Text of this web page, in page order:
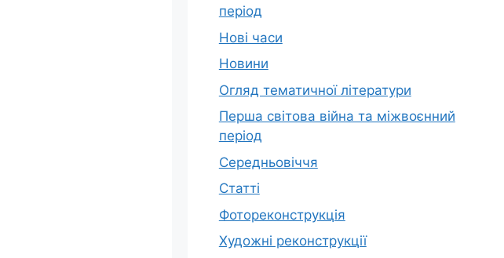
період
Нові часи
Новини
Огляд тематичної літератури
Перша світова війна та міжвоєнний
період
Середньовіччя
Статті
Фотореконструкція
Художні реконструкції